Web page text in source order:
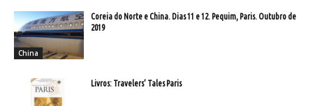
China
Coreia do Norte e China. Dias 11 e 12. Pequim, Paris. Outubro de
2019
Livros: Travelers’ Tales Paris